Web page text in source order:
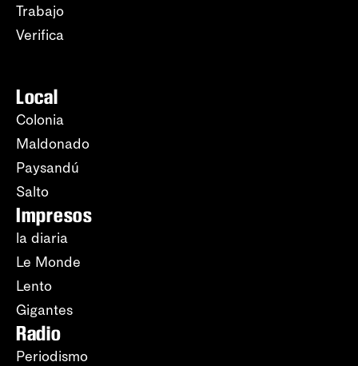
Trabajo
Verifica
Local
Colonia
Maldonado
Paysandú
Salto
Impresos
la diaria
Le Monde
Lento
Gigantes
Radio
Periodismo